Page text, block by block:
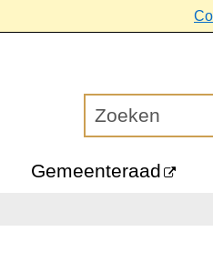
Gemeenteraad